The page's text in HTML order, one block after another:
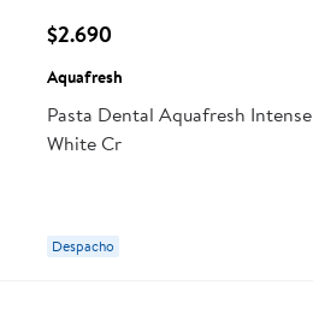
$2.690
Aquafresh
Pasta Dental Aquafresh Intense
White Cr
Despacho